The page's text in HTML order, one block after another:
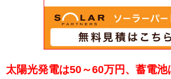
太陽光発電は50～60万円、蓄電